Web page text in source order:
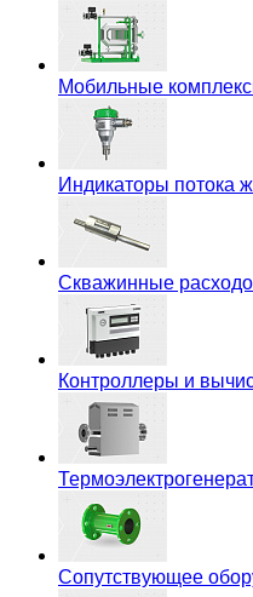
Мобильные
Индикаторы потока
Скважинные
Контроллеры и
Сопутствующее